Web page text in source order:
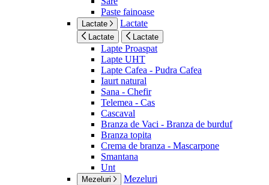
Paste fainoase
Lactate Lactate
Lactate Lactate
Lapte Proaspat
Lapte UHT
Lapte Cafea - Pudra Cafea
Iaurt natural
Sana - Chefir
Telemea - Cas
Cascaval
Branza de Vaci - Branza de burduf
Branza topita
Crema de branza - Mascarpone
Smantana
Unt
Mezeluri Mezeluri